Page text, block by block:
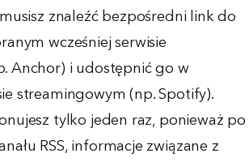
znaleźć bezpośredni link do
wcześniej serwisie
Anchor) i udostępnić go w
streamingowym (np. Spotify).
tylko jeden raz, ponieważ po
RSS, informacje związane z